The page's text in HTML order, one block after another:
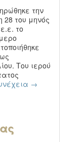
την
28 του μηνός
το
Του ιερού
→